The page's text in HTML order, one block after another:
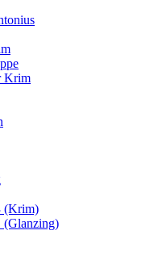
Krim
(Krim)
(Glanzing)